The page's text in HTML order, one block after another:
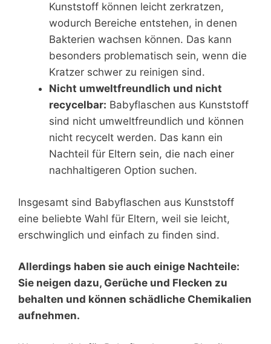
Kunststoff können leicht zerkratzen,
wodurch Bereiche entstehen, in denen
Bakterien wachsen können. Das kann
besonders problematisch sein, wenn die
Kratzer schwer zu reinigen sind.
Nicht umweltfreundlich und nicht
recycelbar: Babyflaschen aus Kunststoff
sind nicht umweltfreundlich und können
nicht recycelt werden. Das kann ein
Nachteil für Eltern sein, die nach einer
nachhaltigeren Option suchen.
Insgesamt sind Babyflaschen aus Kunststoff
eine beliebte Wahl für Eltern, weil sie leicht,
erschwinglich und einfach zu finden sind.
Allerdings haben sie auch einige Nachteile:
Sie neigen dazu, Gerüche und Flecken zu
behalten und können schädliche Chemikalien
aufnehmen.